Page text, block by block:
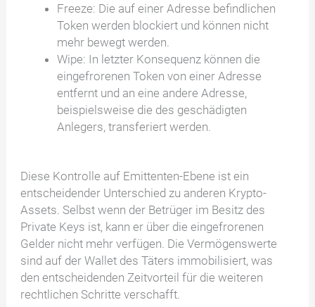
Freeze: Die auf einer Adresse befindlichen
Token werden blockiert und können nicht
mehr bewegt werden.
Wipe: In letzter Konsequenz können die
eingefrorenen Token von einer Adresse
entfernt und an eine andere Adresse,
beispielsweise die des geschädigten
Anlegers, transferiert werden.
Diese Kontrolle auf Emittenten-Ebene ist ein
entscheidender Unterschied zu anderen Krypto-
Assets. Selbst wenn der Betrüger im Besitz des
Private Keys ist, kann er über die eingefrorenen
Gelder nicht mehr verfügen. Die Vermögenswerte
sind auf der Wallet des Täters immobilisiert, was
den entscheidenden Zeitvorteil für die weiteren
rechtlichen Schritte verschafft.